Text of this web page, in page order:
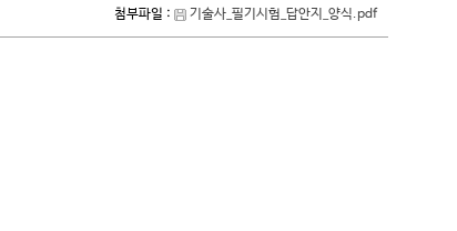
첨부파일 : 기술사_필기시험_답안지_양식.pdf